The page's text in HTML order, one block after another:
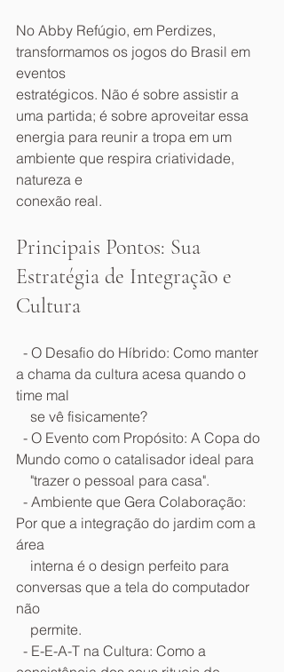
No Abby Refúgio, em Perdizes,
transformamos os jogos do Brasil em
eventos
estratégicos. Não é sobre assistir a
uma partida; é sobre aproveitar essa
energia para reunir a tropa em um
ambiente que respira criatividade,
natureza e
conexão real.
Principais Pontos: Sua
Estratégia de Integração e
Cultura
a chama da cultura acesa quando o
time mal
    se vê fisicamente?
Mundo como o catalisador ideal para
    "trazer o pessoal para casa".
Por que a integração do jardim com a
área
conversas que a tela do computador
não
    permite.